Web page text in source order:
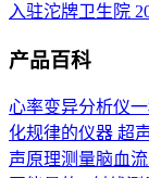
入驻沱牌卫生院
产品百科
心率变异分析仪
化规律的仪器 超
声原理测量脑血